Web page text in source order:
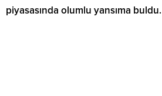
piyasasında olumlu yansıma buldu.